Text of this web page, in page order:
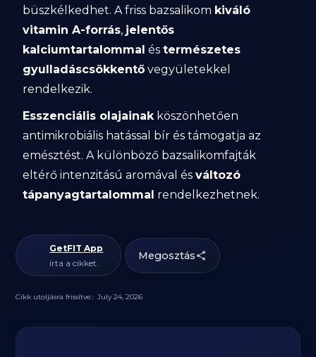
büszkélkedhet. A friss bazsalikom kiváló
vitamin A-forrás, jelentős
kalciumtartalommal éstermészetes
gyulladáscsökkentő vegyületekkel
rendelkezik.
Esszenciális olajainakköszönhetően
antimikrobiális hatással bír és támogatja az
emésztést. A különböző bazsalikomfajták
eltérő intenzitású aromával ésváltozó
tápanyagtartalommal rendelkezhetnek.
GetFIT App
írta a cikket.
Megosztás
Cikk utoljásra frissítve.: July 24, 2026